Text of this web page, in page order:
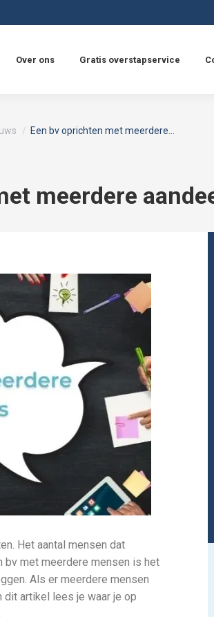
Over ons Gratis overstapservice
meerdere
Een bv oprichten met meerdere…
Het aantal mensen dat
bv met meerdere mensen is het
Als er meerdere mensen
dit artikel lees je waar je op